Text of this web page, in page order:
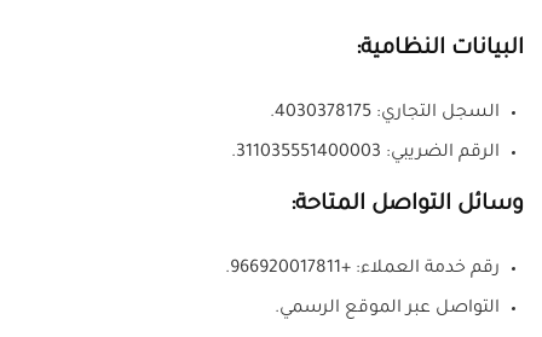
البيانات النظامية:
السجل التجاري: 4030378175.
الرقم الضريبي: 311035551400003.
وسائل التواصل المتاحة:
رقم خدمة العملاء: +966920017811.
التواصل عبر الموقع الرسمي.